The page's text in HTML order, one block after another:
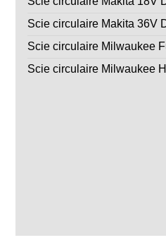
Scie circulaire Makita 36V
Scie circulaire Milwaukee
Scie circulaire Milwaukee